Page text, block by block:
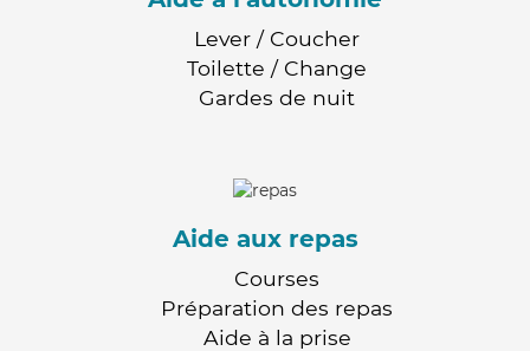
Lever / Coucher
Toilette / Change
Gardes de nuit
Aide aux repas
Courses
Préparation des repas
Aide à la prise